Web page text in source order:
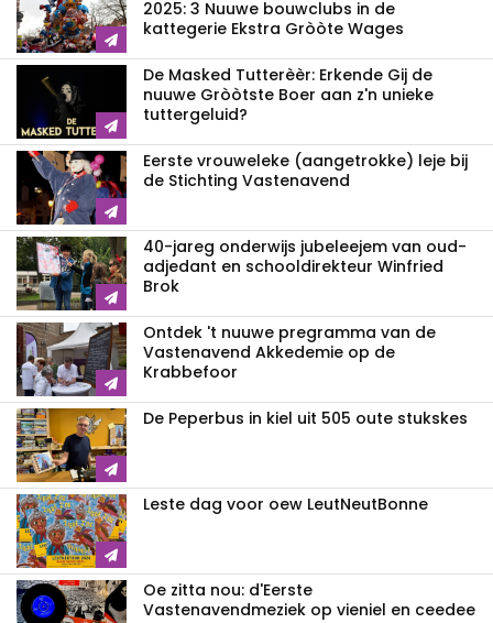
2025: 3 Nuuwe bouwclubs in de
kattegerie Ekstra Gròòte Wages
De Masked Tutterèèr: Erkende Gij de
nuuwe Gròòtste Boer aan z'n unieke
tuttergeluid?
Eerste vrouweleke (aangetrokke) leje bij
de Stichting Vastenavend
40-jareg onderwijs jubeleejem van oud-
adjedant en schooldirekteur Winfried
Brok
Ontdek 't nuuwe pregramma van de
Vastenavend Akkedemie op de
Krabbefoor
De Peperbus in kiel uit 505 oute stukskes
Leste dag voor oew LeutNeutBonne
Oe zitta nou: d'Eerste
Vastenavendmeziek op vieniel en ceedee